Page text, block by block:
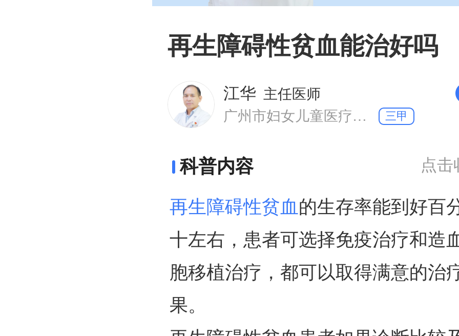
再生障碍性贫血能治好吗
江华 主任医师
广州市妇女儿童医疗中心 血液肿瘤科
三甲
科普内容 点击
再生障碍性贫血 的生存率能到好百
十左右，患者可选择免疫治疗和造
胞移植治疗，都可以取得满意的治
果。